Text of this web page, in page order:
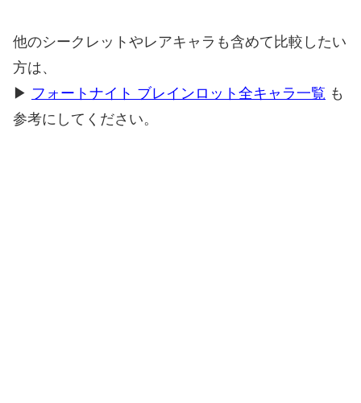
他のシークレットやレアキャラも含めて比較したい
方は、
▶ フォートナイト ブレインロット全キャラ一覧 も
参考にしてください。